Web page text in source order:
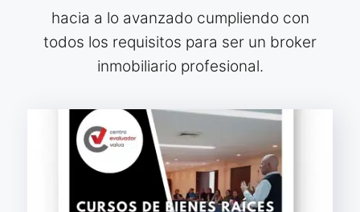
hacia a lo avanzado cumpliendo con
todos los requisitos para ser un broker
inmobiliario profesional.